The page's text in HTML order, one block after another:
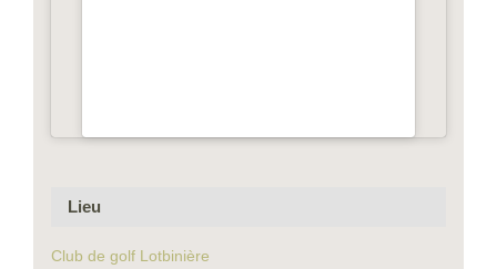
Lieu
Club de golf Lotbinière